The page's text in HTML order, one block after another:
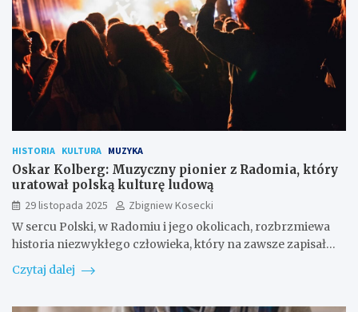
HISTORIA KULTURA MUZYKA
Oskar Kolberg: Muzyczny pionier z Radomia, który
uratował polską kulturę ludową
29 listopada 2025
Zbigniew Kosecki
W sercu Polski, w Radomiu i jego okolicach, rozbrzmiewa
historia niezwykłego człowieka, który na zawsze zapisał…
Czytaj dalej